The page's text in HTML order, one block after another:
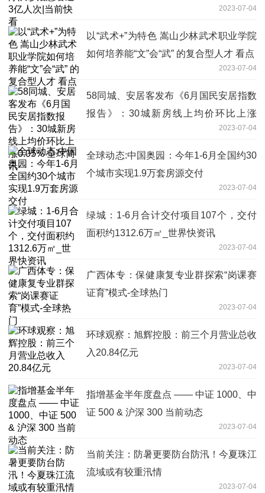
2023-07-04
以“武术+”为特色 嵩山少林武术职业学院
如何培养能“文”会“武” 的复合型人才 看点
2023-07-04
58同城、安居客发布《6月国民安居指数
报告》：30城新房线上均价环比上涨
2023-07-04
全球动态:中国奥园：今年1-6月全国约30
个城市实现1.9万套房源交付
2023-07-04
绿城：1-6月合计交付项目107个，交付
面积约1312.6万㎡_世界快资讯
2023-07-04
广西体专：保健康复专业群探索“岗课赛
证育”模式-全球热门
2023-07-04
环球观察：旭辉控股：前三个月营业总收
入20.84亿元
2023-07-04
指增基金半年度盘点 —— 中证 1000、中
证 500 & 沪深 300 当前动态
2023-07-04
当前关注：防暑更要防台防汛！今夏珠江
流域或有较重汛情
2023-07-04